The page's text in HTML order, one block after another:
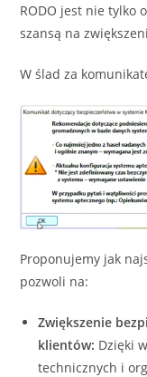
RODO jest nie tylko
szansą na
W ślad za
Proponujemy jak
pozwoli na:
Zwiększenie
klientów: Dzięki
technicznych i